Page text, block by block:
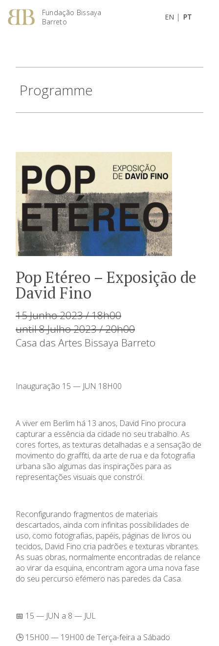
Fundação Bissaya
Barreto
EN | PT
Programme
Pop Etéreo – Exposição de
David Fino
15 Junho 2023 / 18h00
until 8 Julho 2023 / 20h00
Casa das Artes Bissaya Barreto
Inauguração 15 — JUN 18H00
A viver em Berlim há 13 anos, David Fino procura
capturar a essência da cidade no seu trabalho. As
cores fortes, as texturas detalhadas e a sensação de
movimento do graffiti, da arte de rua e da fotografia
urbana são algumas das inspirações para as
representações visuais que constrói.
Reconfigurando fragmentos de materiais
descartados, ainda com infinitas possibilidades de
uso, como fotografias, papéis, páginas de livros ou
tecidos, David Fino cria padrões e texturas vibrantes.
As suas obras, normalmente encontradas de relance
ao virar da esquina, encontram agora uma nova fase
do seu percurso efémero nas paredes da Casa.
📅 15 — JUN a 8 — JUL
🕒 15H00 — 19H00 de Terça-feira a Sábado